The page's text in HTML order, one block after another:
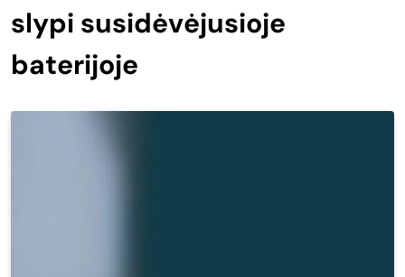
slypi susidėvėjusioje
baterijoje